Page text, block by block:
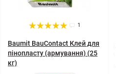
1
Baumit BauContact Клей для
пінопласту (армування) (25
кг)